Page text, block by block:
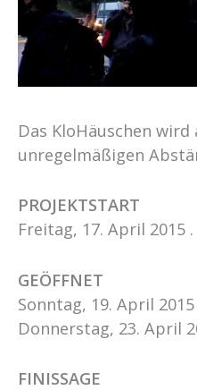
Das KloHäuschen
unregelmäßigen
PROJEKTSTART
Freitag, 17. April 2015
GEÖFFNET
Sonntag, 19. April
Donnerstag, 23. April
FINISSAGE